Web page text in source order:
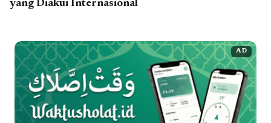
yang Diakui Internasional
AD